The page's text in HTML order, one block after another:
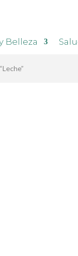
Belleza